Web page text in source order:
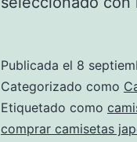
Publicada el 8
Categorizado como
Etiquetado como
comprar camisetas